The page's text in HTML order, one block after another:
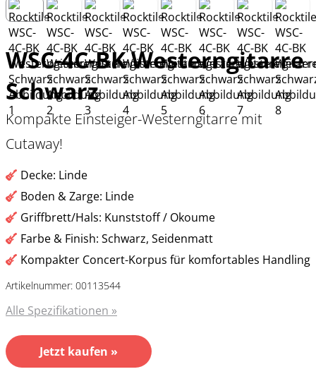
WSC-4C-BK Westerngitarre
Schwarz
Kompakte Einsteiger-Westerngitarre mit
Cutaway!
Decke: Linde
Boden & Zarge: Linde
Griffbrett/Hals: Kunststoff / Okoume
Farbe & Finish: Schwarz, Seidenmatt
Kompakter Concert-Korpus für komfortables Handling
Artikelnummer: 00113544
Alle Spezifikationen »
Jetzt kaufen »